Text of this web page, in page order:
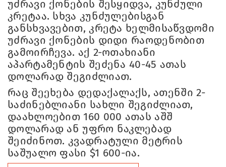
უძრავი ქონების შესყიდვა, კუნძული
კრეტაა. სხვა კუნძულებისგან
განსხვავებით, კრეტა ხელმისაწვდომი
უძრავი ქონების დიდი რაოდენობით
გამოირჩევა. აქ 2-ოთახიანი
აპარტამენტის შეძენა 40-45 ათას
დოლარად შეგიძლიათ.
რაც შეეხება დედაქალაქს, ათენში 2-
საძინებლიანი სახლი შეგიძლიათ,
დაახლოებით 160 000 ათას აშშ
დოლარად ან უფრო ნაკლებად
შეიძინოთ. კვადრატული მეტრის
საშუალო ფასი $1 600-ია.